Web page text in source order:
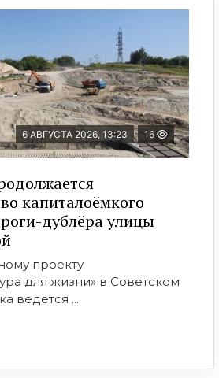
6 АВГУСТА 2026, 13:23 16
капиталоёмкого
дублёра улицы
проекту
для жизни» в Советском
ведется ...